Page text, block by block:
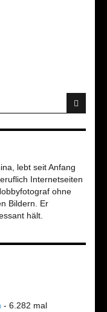
lebt seit Anfang
Internetseiten
ohne
Bildern. Er
hält.
- 6.282 mal